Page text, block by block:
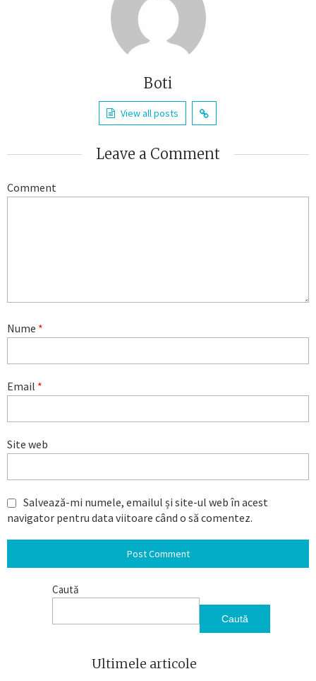
Boti
View all posts
Leave a Comment
Comment
Nume *
Email *
Site web
Salvează-mi numele, emailul și site-ul web în acest
navigator pentru data viitoare când o să comentez.
Caută
Caută
Ultimele articole